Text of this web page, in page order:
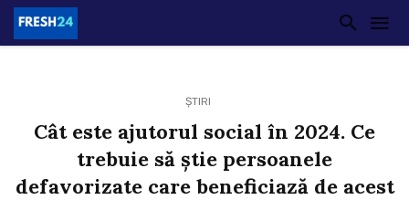
ȘTIRI
Cât este ajutorul social în 2024. Ce
trebuie să știe persoanele
defavorizate care beneficiază de acest